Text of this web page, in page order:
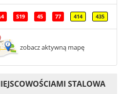
S19 45 77 414 435
zobacz aktywną mapę
STALOWA